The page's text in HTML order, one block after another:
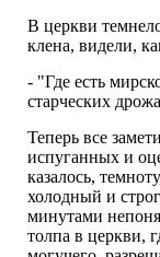
В церкви
клена, видели,
- "Где есть
старческих
Теперь все
испуганных и
казалось,
холодный и
минутами
толпа в церкви,